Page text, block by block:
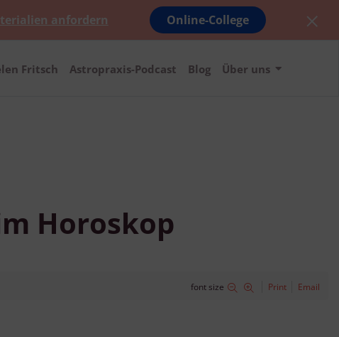
anfordern Online-College
Fritsch Astropraxis-Podcast Blog Über uns
Horoskop
font size Print Email